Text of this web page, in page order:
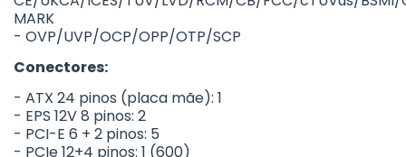
MARK
- OVP/UVP/OCP/OPP/OTP/SCP
Conectores:
- ATX 24 pinos (placa mãe): 1
- EPS 12V 8 pinos: 2
- PCI-E 6 + 2 pinos: 5
- PCIe 12+4 pinos: 1 (600)